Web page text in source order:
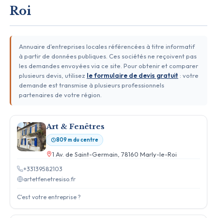
Roi
Annuaire d'entreprises locales référencées à titre informatif
à partir de données publiques. Ces sociétés ne reçoivent pas
les demandes envoyées via ce site. Pour obtenir et comparer
plusieurs devis, utilisez le formulaire de devis gratuit : votre
demande est transmise à plusieurs professionnels
partenaires de votre région.
Art & Fenêtres
809 m du centre
1 Av. de Saint-Germain, 78160 Marly-le-Roi
+33139582103
artetfenetresiso.fr
C'est votre entreprise ?